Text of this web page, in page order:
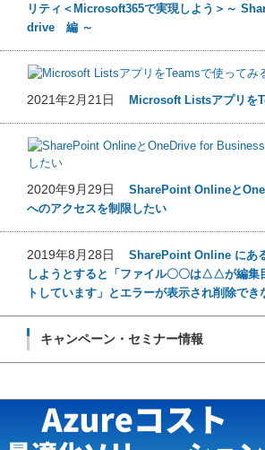
リティ＜Microsoft365で実現しよう＞～
drive 編 ～
2021年2月21日 Microsoft Listsアプリを
2020年9月29日 SharePoint Onlineと
へのアクセスを制限したい
2019年8月28日 SharePoint Online にあ
しようとすると「ファイル〇〇は△△が編集
トしています」とエラーが表示され削除でき
キャンペーン・セミナー情報